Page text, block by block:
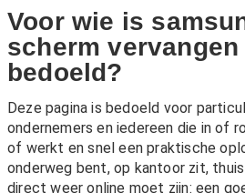
Voor wie is
scherm
bedoeld?
Deze pagina is bedoeld voor
ondernemers en iedereen die in of
of werkt en snel een praktische
onderweg bent, op kantoor zit,
direct weer online moet zijn: een